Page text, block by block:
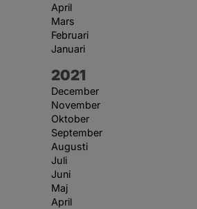
April
Mars
Februari
Januari
År:
2021
December
November
Oktober
September
Augusti
Juli
Juni
Maj
April